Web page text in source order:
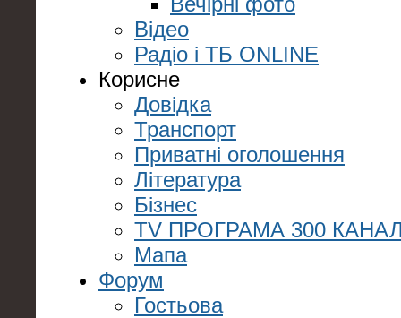
Відео
Радіо і ТБ ONLINE
Корисне
Довідка
Транспорт
Приватні оголошення
Література
Бізнес
TV ПРОГРАМА 300
Мапа
Форум
Гостьова